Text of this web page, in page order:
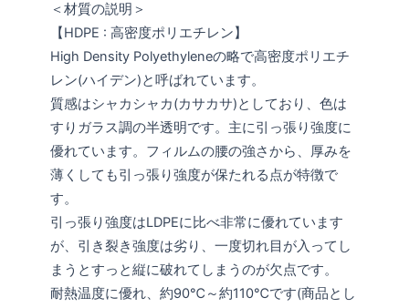
＜材質の説明＞
【HDPE : 高密度ポリエチレン】
High Density Polyethyleneの略で高密度ポリエチ
レン(ハイデン)と呼ばれています。
質感はシャカシャカ(カサカサ)としており、色は
すりガラス調の半透明です。主に引っ張り強度に
優れています。フィルムの腰の強さから、厚みを
薄くしても引っ張り強度が保たれる点が特徴で
す。
引っ張り強度はLDPEに比べ非常に優れています
が、引き裂き強度は劣り、一度切れ目が入ってし
まうとすっと縦に破れてしまうのが欠点です。
耐熱温度に優れ、約90℃～約110℃です(商品とし